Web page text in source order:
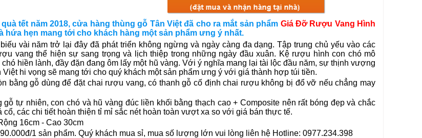
tết năm 2018, cửa hàng thùng gỗ Tân Việt đã cho ra mắt sản phẩm Giá Đỡ Rượu Vang Hình
hứa hẹn mang tới cho khách hàng một sản phẩm ưng ý nhất.
vài năm trở lại đây đã phát triển không ngừng và ngày càng đa dạng. Tập trung chủ yếu vào các
vang thể hiện sự sang trọng và lịch thiệp trong những ngày đầu xuân. Kệ rượu hình con chó mô
hiền lành, đầy đặn đang ôm lấy một hũ vàng. Với ý nghĩa mang lại tài lộc đầu năm, sự thịnh vượng
hi vọng sẽ mang tới cho quý khách một sản phẩm ưng ý với giá thành hợp túi tiền.
bằng gỗ dùng để đặt chai rượu vang, có thanh gỗ cố định chai rượu không bị đổ vỡ nếu chẳng may
tự nhiên, con chó và hũ vàng đúc liền khối bằng thạch cao + Composite nên rất bóng đẹp và chắc
cổ, các chi tiết hoàn thiện tỉ mỉ sắc nét hoàn toàn vượt xa so với giá bán thực tế.
16cm - Cao 30cm
1 sản phẩm. Quý khách mua sỉ, mua số lượng lớn vui lòng liên hệ Hotline: 0977.234.398